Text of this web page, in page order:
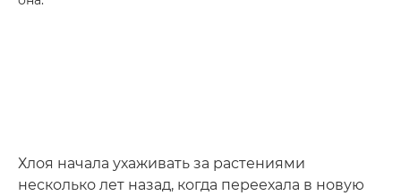
Хлоя начала ухаживать за растениями
несколько лет назад, когда переехала в новую